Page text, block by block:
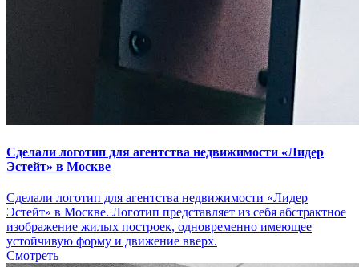
Сделали логотип для агентства недвижимости «Лидер
Эстейт» в Москве
Сделали логотип для агентства недвижимости «Лидер
Эстейт» в Москве. Логотип представляет из себя абстрактное
изображение жилых построек, одновременно имеющее
устойчивую форму и движение вверх.
Смотреть